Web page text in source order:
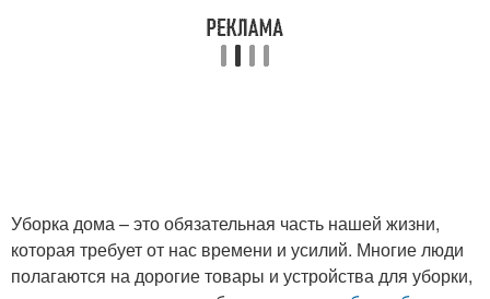
Уборка дома – это обязательная часть нашей жизни,
которая требует от нас времени и усилий. Многие люди
полагаются на дорогие товары и устройства для уборки,